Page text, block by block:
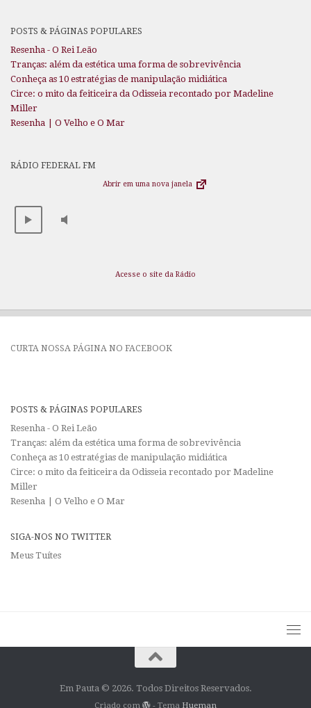
POSTS & PÁGINAS POPULARES
Resenha - O Rei Leão
Tranças: além da estética uma forma de sobrevivência
Conheça as 10 estratégias de manipulação midiática
Circe: o mito da feiticeira da Odisseia recontado por Madeline
Miller
Resenha | O Velho e O Mar
RÁDIO FEDERAL FM
Abrir em uma nova janela
Acesse o site da Rádio
CURTA NOSSA PÁGINA NO FACEBOOK
POSTS & PÁGINAS POPULARES
Resenha - O Rei Leão
Tranças: além da estética uma forma de sobrevivência
Conheça as 10 estratégias de manipulação midiática
Circe: o mito da feiticeira da Odisseia recontado por Madeline
Miller
Resenha | O Velho e O Mar
SIGA-NOS NO TWITTER
Meus Tuítes
Em Pauta © 2026. Todos Direitos Reservados.
Criado com - Tema Hueman